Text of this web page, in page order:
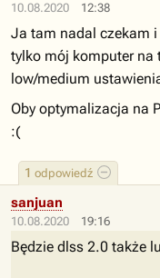
10.08.2020 12:38
1 odpowiedź
Ja tam nadal czekam i
tylko mój komputer na
low/medium
Oby optymalizacja na
:(
10.08.2020 19:16
sanjuan
Będzie dlss 2.0 także